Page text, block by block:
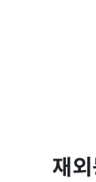
재